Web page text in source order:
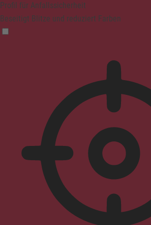
Profil für Anfallssicherheit
Beseitigt Blitze und reduziert Farben